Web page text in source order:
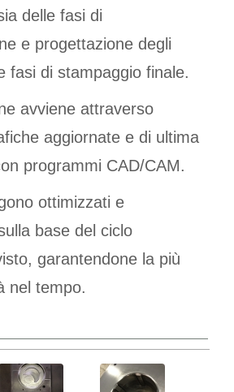
delle fasi di
e progettazione degli
fasi di stampaggio finale.
avviene attraverso
aggiornate e di ultima
programmi CAD/CAM.
ottimizzati e
base del ciclo
garantendone la più
nel tempo.